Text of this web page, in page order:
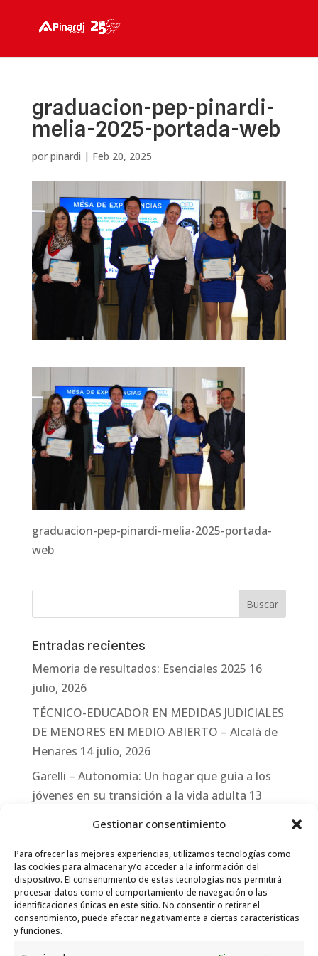
Gestionar consentimiento
Para ofrecer las mejores experiencias, utilizamos tecnologías como
las cookies para almacenar y/o acceder a la información del
dispositivo. El consentimiento de estas tecnologías nos permitirá
procesar datos como el comportamiento de navegación o las
identificaciones únicas en este sitio. No consentir o retirar el
consentimiento, puede afectar negativamente a ciertas características
y funciones.
graduacion-pep-pinardi-
melia-2025-portada-web
por pinardi | Feb 20, 2025
graduacion-pep-pinardi-melia-2025-portada-
web
Entradas recientes
Memoria de resultados: Esenciales 2025 16
julio, 2026
TÉCNICO-EDUCADOR EN MEDIDAS JUDICIALES
DE MENORES EN MEDIO ABIERTO – Alcalá de
Henares 14 julio, 2026
Garelli – Autonomía: Un hogar que guía a los
jóvenes en su transición a la vida adulta 13
Garelli-Refugio: Acciones de empleo en el
marco del Sistema de Acogida de Protección
Internacional 10 julio, 2026